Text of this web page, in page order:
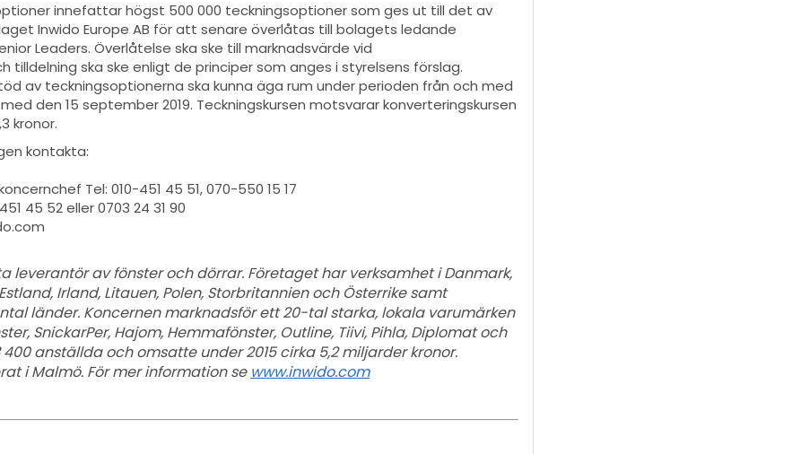
innefattar högst 500 000 teckningsoptioner som ges ut till det av
Inwido Europe AB för att senare överlåtas till bolagets ledande
Leaders. Överlåtelse ska ske till marknadsvärde vid
tilldelning ska ske enligt de principer som anges i styrelsens förslag.
av teckningsoptionerna ska kunna äga rum under perioden från och med
den 15 september 2019. Teckningskursen motsvarar konverteringskursen
kronor.
kontakta:
Tel: 010-451 45 51, 070-550 15 17
45 52 eller 0703 24 31 90
leverantör av fönster och dörrar. Företaget har verksamhet i Danmark,
Irland, Litauen, Polen, Storbritannien och Österrike samt
länder. Koncernen marknadsför ett 20-tal starka, lokala varumärken
SnickarPer, Hajom, Hemmafönster, Outline, Tiivi, Pihla, Diplomat och
400 anställda och omsatte under 2015 cirka 5,2 miljarder kronor.
i Malmö. För mer information se www.inwido.com